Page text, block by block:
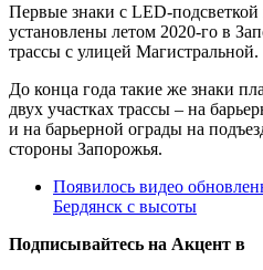
Первые знаки с LED-
установлены летом 2020-го в
трассы с улицей Магистральной.
До конца года такие же знаки
двух участках трассы – на
и на барьерной ограды на
стороны Запорожья.
Появилось видео
Бердянск с высоты
Подписывайтесь на Акцент в